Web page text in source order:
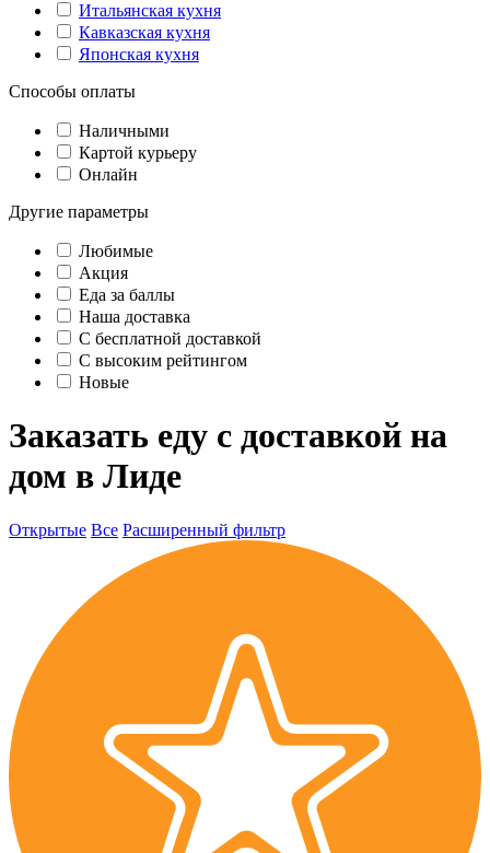
Итальянская кухня
Кавказская кухня
Японская кухня
Способы оплаты
Наличными
Картой курьеру
Онлайн
Другие параметры
Любимые
Акция
Еда за баллы
Наша доставка
C бесплатной доставкой
С высоким рейтингом
Новые
Заказать еду с доставкой на
дом в Лиде
Открытые Все Расширенный фильтр